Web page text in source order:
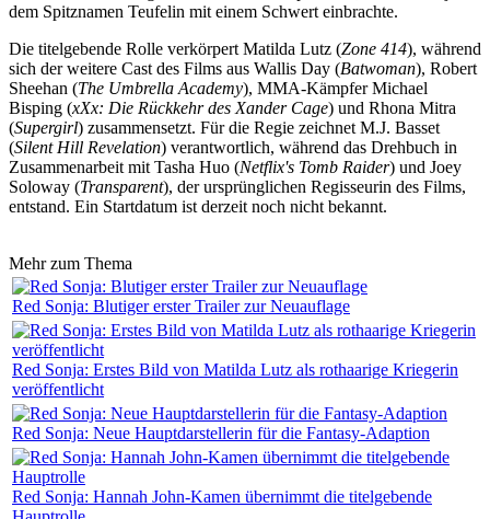
dem Spitznamen Teufelin mit einem Schwert einbrachte.
Die titelgebende Rolle verkörpert Matilda Lutz (Zone 414), während
sich der weitere Cast des Films aus Wallis Day (Batwoman), Robert
Sheehan (The Umbrella Academy), MMA-Kämpfer Michael
Bisping (xXx: Die Rückkehr des Xander Cage) und Rhona Mitra
(Supergirl) zusammensetzt. Für die Regie zeichnet M.J. Basset
(Silent Hill Revelation) verantwortlich, während das Drehbuch in
Zusammenarbeit mit Tasha Huo (Netflix's Tomb Raider) und Joey
Soloway (Transparent), der ursprünglichen Regisseurin des Films,
entstand. Ein Startdatum ist derzeit noch nicht bekannt.
Mehr zum Thema
Red Sonja: Blutiger erster Trailer zur Neuauflage
Red Sonja: Erstes Bild von Matilda Lutz als rothaarige Kriegerin
veröffentlicht
Red Sonja: Neue Hauptdarstellerin für die Fantasy-Adaption
Red Sonja: Hannah John-Kamen übernimmt die titelgebende